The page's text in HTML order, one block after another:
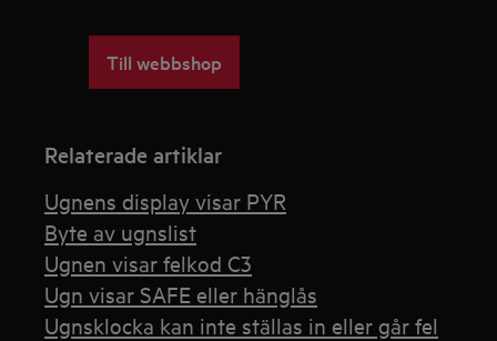
Till webbshop
Relaterade artiklar
Ugnens display visar PYR
Byte av ugnslist
Ugnen visar felkod C3
Ugn visar SAFE eller hänglås
Ugnsklocka kan inte ställas in eller går fel